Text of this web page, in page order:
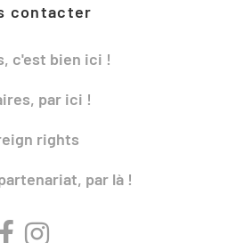
contacter
c'est bien ici !
par ici !
rights
par là !